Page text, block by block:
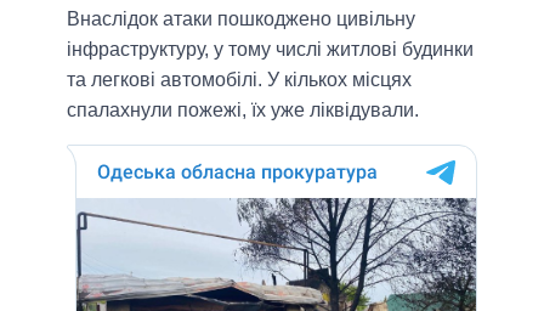
Внаслідок атаки пошкоджено цивільну
інфраструктуру, у тому числі житлові будинки
та легкові автомобілі. У кількох місцях
спалахнули пожежі, їх уже ліквідували.